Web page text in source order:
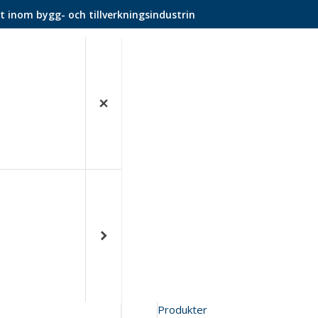
inom bygg- och tillverkningsindustrin
Produkter